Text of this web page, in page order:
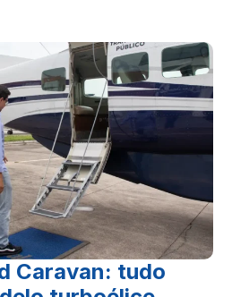
Caravan: tudo